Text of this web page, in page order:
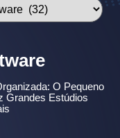
O Pequeno
Grandes Estúdios